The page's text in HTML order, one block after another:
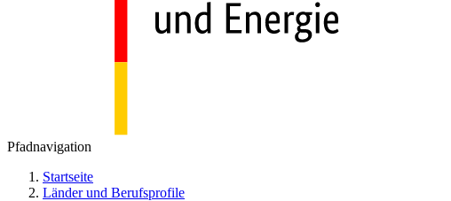
Pfadnavigation
Startseite
Länder und Berufsprofile